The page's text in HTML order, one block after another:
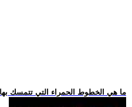
.. ما هي الخطوط الحمراء التي تتمسك